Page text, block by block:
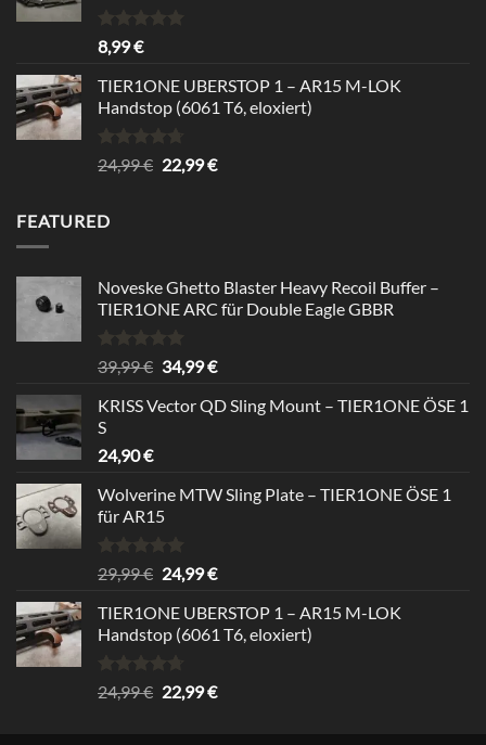
Rated
out of 5
8,99€
TIER1ONE UBERSTOP 1 – AR15 M-LOK
Handstop (6061 T6, eloxiert)
Rated4.67
out of 5
24,99€ Original
22,99€Current
FEATURED
Noveske Ghetto Blaster Heavy Recoil Buffer –
TIER1ONE ARC für Double Eagle GBBR
Rated5.00
out of 5
39,99€ Original
was:
34,99€Current
is:
KRISS Vector QD Sling Mount – TIER1ONE ÖSE 1
S
24,90€
Wolverine MTW Sling Plate – TIER1ONE ÖSE 1
für AR15
Rated5.00
out of 5
29,99€ Original
was:
29,99 €.
24,99€Current
is:
24,99 €.
TIER1ONE UBERSTOP 1 – AR15 M-LOK
Handstop (6061 T6, eloxiert)
Rated4.67
out of 5
24,99€ Original
22,99€Current